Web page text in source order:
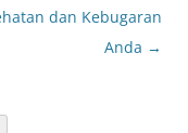
dan Kebugaran
Anda →